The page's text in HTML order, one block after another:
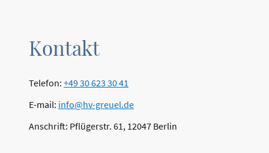
Kontakt
Telefon: +49 30 623 30 41
E-mail: info@hv-greuel.de
Anschrift: Pflügerstr. 61, 12047 Berlin